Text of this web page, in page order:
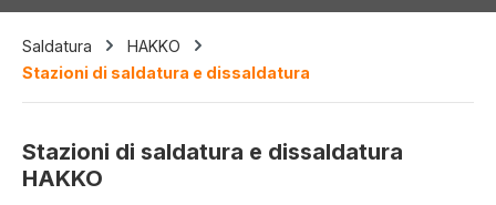
Saldatura
HAKKO
Stazioni di saldatura e dissaldatura
Stazioni di saldatura e dissaldatura
HAKKO